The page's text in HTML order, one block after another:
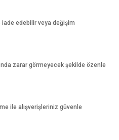
edebilir veya değişim
zarar görmeyecek şekilde özenle
ile alışverişleriniz güvenle